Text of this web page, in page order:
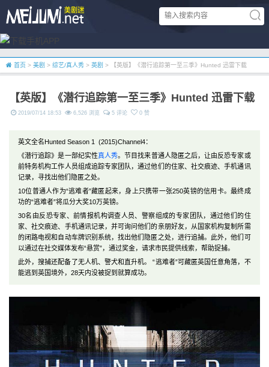
首页 > 美剧 > 综艺/真人秀 > 英剧 > 【英版】《潜行追踪第一至三季》Hunted 迅雷下载
【英版】《潜行追踪第一至三季》Hunted 迅雷下载
2019/07/14 18:53 6,526 浏览 5 评论 0 赞
英文全名Hunted Season 1 (2015)Channel4：
《潜行追踪》是一部纪实性真人秀。节目找来普通人隐匿之后，让由反恐专家或
前特务机构工作人员组成追踪专家团队，通过他们的住家、社交痕迹、手机通讯
记录，寻找出他们隐匿之处。
10位普通人作为“逃难者”藏匿起来，身上只携带一张250英镑的信用卡。最终成
功的“逃难者”将瓜分大奖10万英镑。
30名由反恐专家、前情报机构调查人员、警察组成的专家团队，通过他们的住
家、社交痕迹、手机通讯记录，并可询问他们的亲朋好友，从国家机构复制所需
的闭路电视和自动车牌识别系统，找出他们隐匿之处，进行追捕。此外，他们可
以通过在社交媒体发布“悬赏”，通过奖金，请求市民提供线索，帮助捉捕。
此外，搜捕还配备了无人机、警犬和直升机。 “逃难者”可藏匿英国任意角落，不
能逃到英国境外，28天内没被捉到就算成功。